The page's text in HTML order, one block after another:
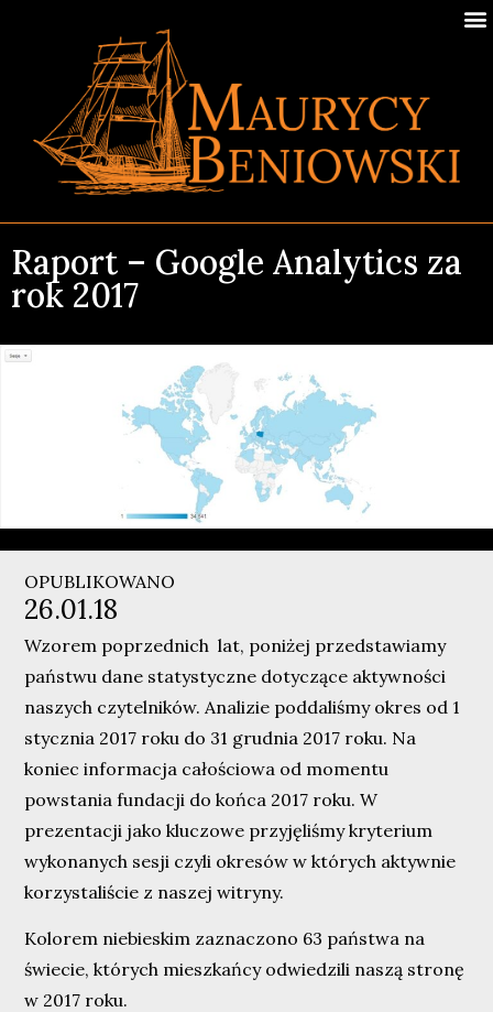
Raport – Google Analytics za
rok 2017
OPUBLIKOWANO
26.01.18
Wzorem poprzednich lat, poniżej przedstawiamy
państwu dane statystyczne dotyczące aktywności
naszych czytelników. Analizie poddaliśmy okres od 1
stycznia 2017 roku do 31 grudnia 2017 roku. Na
koniec informacja całościowa od momentu
powstania fundacji do końca 2017 roku. W
prezentacji jako kluczowe przyjęliśmy kryterium
wykonanych sesji czyli okresów w których aktywnie
korzystaliście z naszej witryny.
Kolorem niebieskim zaznaczono 63 państwa na
świecie, których mieszkańcy odwiedzili naszą stronę
w 2017 roku.